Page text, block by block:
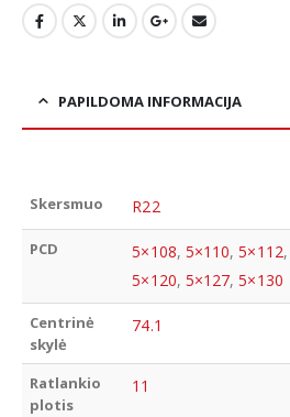
PAPILDOMA INFORMACIJA
Skersmuo R22
PCD 5×108, 5×110,5×112,
5×120, 5×127,5×130
Centrinė
skylė
74.1
Ratlankio
plotis
11